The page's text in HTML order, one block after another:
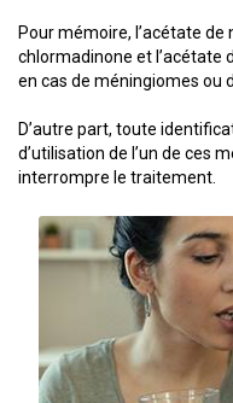
Pour mémoire, l’acétate de
chlormadinone et l’acétate
en cas de méningiomes ou
D’autre part, toute
d’utilisation de l’un de ces
interrompre le traitement.